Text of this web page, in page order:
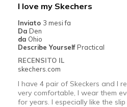
Width
Sizing
Feels true to
View On Shoes
I love my Skechers
Inviato 3 mesi fa
Da Den
da Ohio
Describe Yourself Practical
RECENSITO IL
skechers.com
I have 4 pair of Skeckers and I
very comfortable, I wear them
for years. I especially like the slip